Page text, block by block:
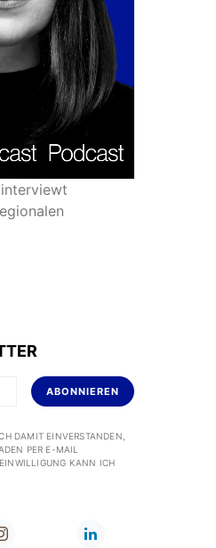
ABONNIEREN
DAMIT EINVERSTANDEN,
PER E-MAIL
KANN ICH